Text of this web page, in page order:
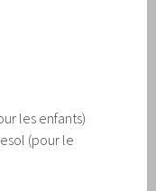
les enfants)
(pour le